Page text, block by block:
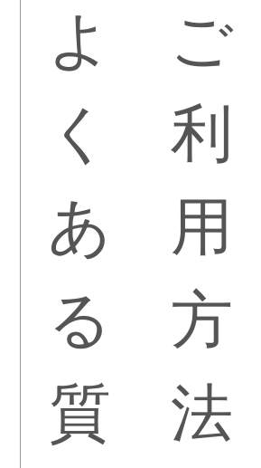
よ
く
あ
る
質
ご
利
用
方
法